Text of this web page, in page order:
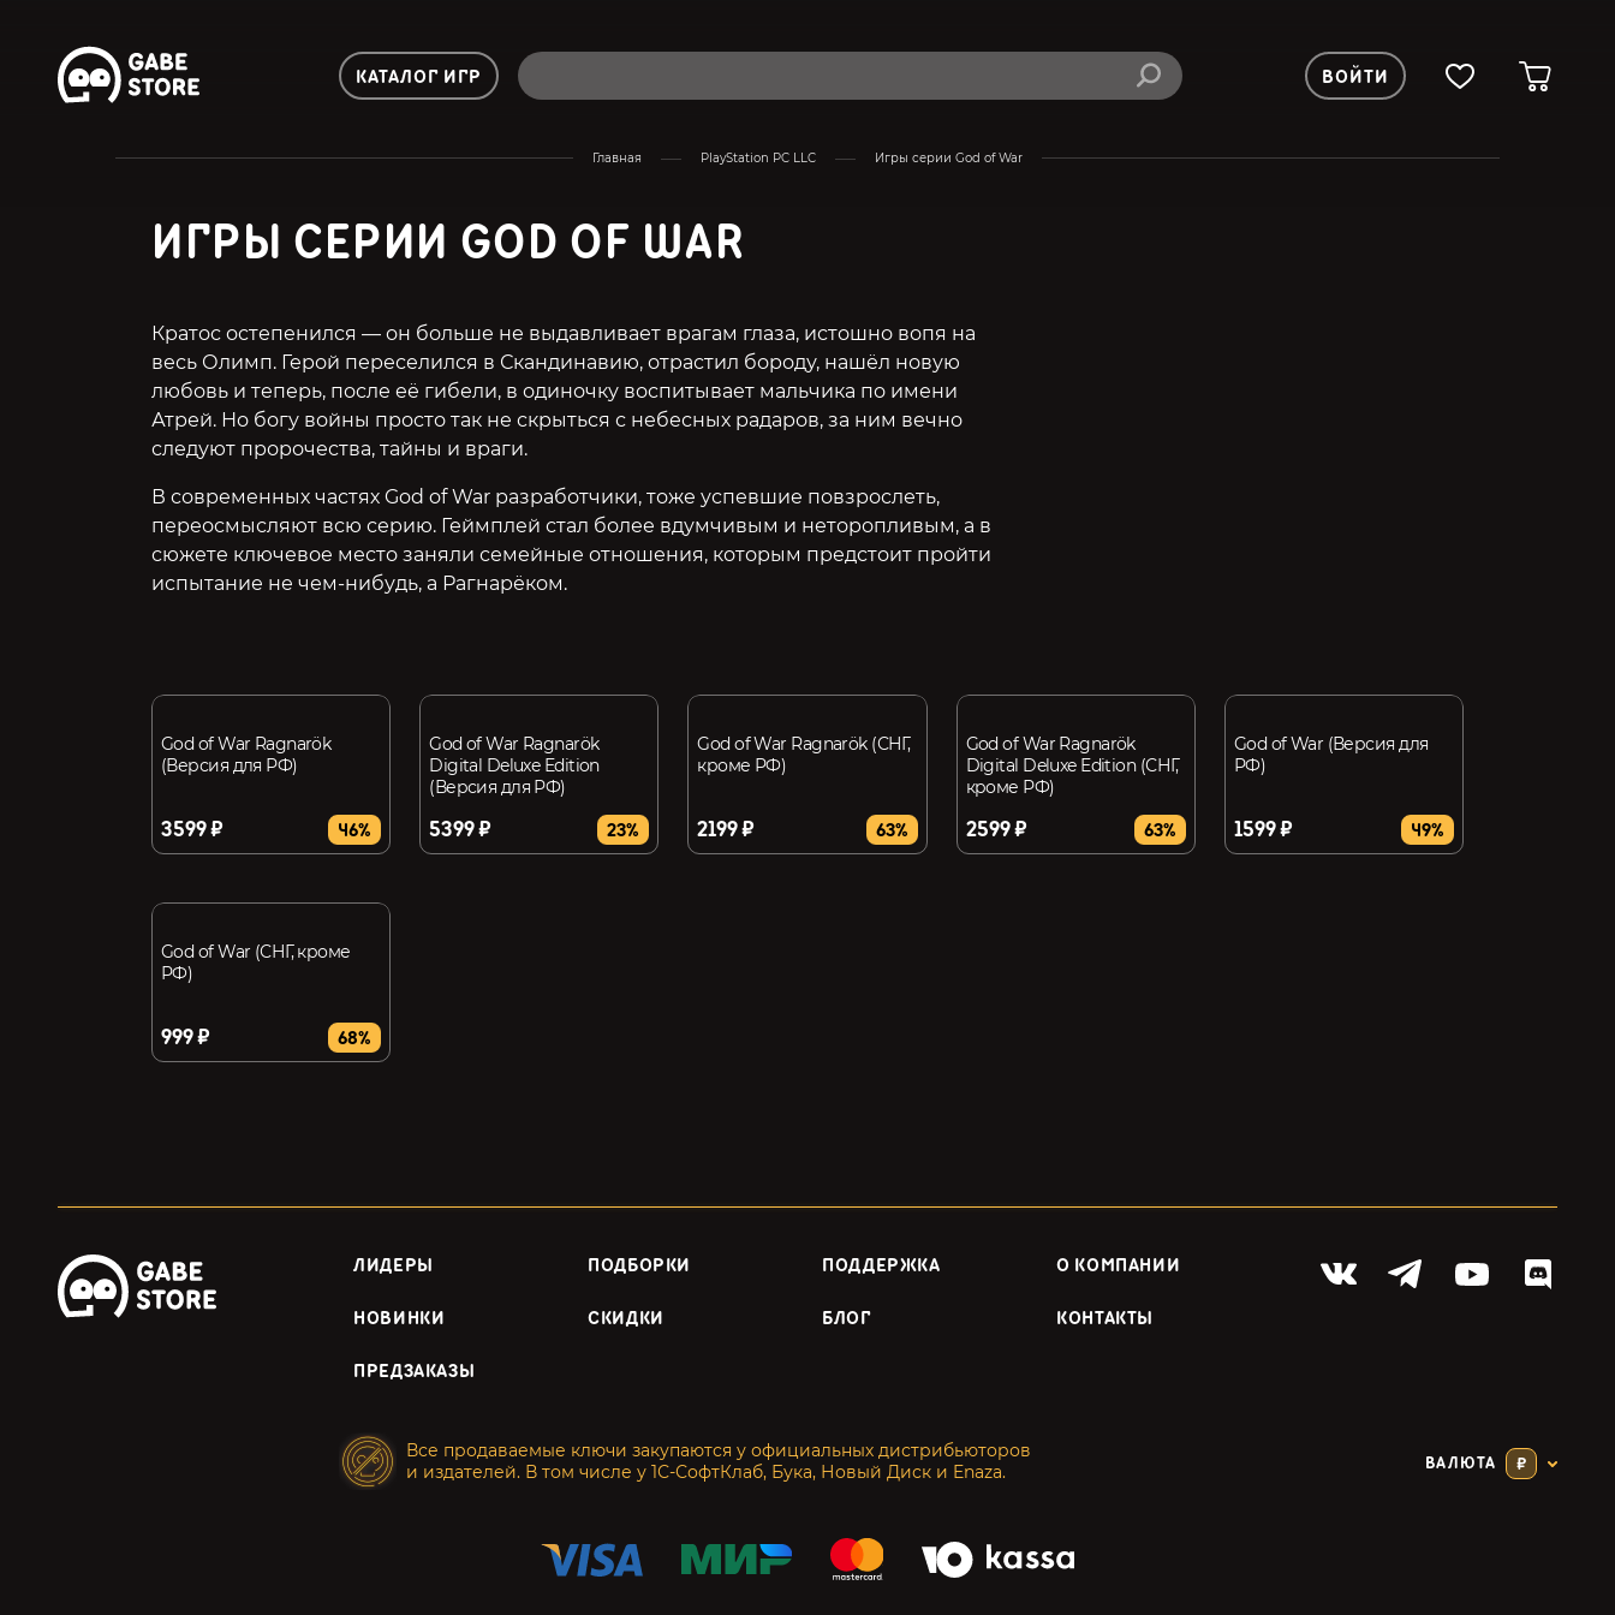
КАТАЛОГ ИГР ВОЙТИ
Главная PlayStation PC LLC Игры серии God of War
ИГРЫ СЕРИИ GOD OF WAR
Кратос остепенился — он больше не выдавливает врагам глаза, истошно вопя на
весь Олимп. Герой переселился в Скандинавию, отрастил бороду, нашёл новую
любовь и теперь, после её гибели, в одиночку воспитывает мальчика по имени
Атрей. Но богу войны просто так не скрыться с небесных радаров, за ним вечно
следуют пророчества, тайны и враги.
В современных частях God of War разработчики, тоже успевшие повзрослеть,
переосмысляют всю серию. Геймплей стал более вдумчивым и неторопливым, а в
сюжете ключевое место заняли семейные отношения, которым предстоит пройти
испытание не чем-нибудь, а Рагнарёком.
God of War Ragnarök
(Версия для РФ)
3599 ₽ 46%
God of War Ragnarök
Digital Deluxe Edition
(Версия для РФ)
5399 ₽ 23%
God of War Ragnarök (СНГ,
кроме РФ)
2199 ₽ 63%
God of War Ragnarök
Digital Deluxe Edition (СНГ,
кроме РФ)
2599 ₽ 63%
God of War (Версия для
РФ)
1599 ₽ 49%
God of War (СНГ, кроме
РФ)
999 ₽ 68%
ЛИДЕРЫ ПОДБОРКИ ПОДДЕРЖКА О КОМПАНИИ
НОВИНКИ СКИДКИ БЛОГ КОНТАКТЫ
ПРЕДЗАКАЗЫ
Все продаваемые ключи закупаются у официальных дистрибьюторов
и издателей. В том числе у 1С-СофтКлаб, Бука, Новый Диск и Enaza.
ВАЛЮТА ₽